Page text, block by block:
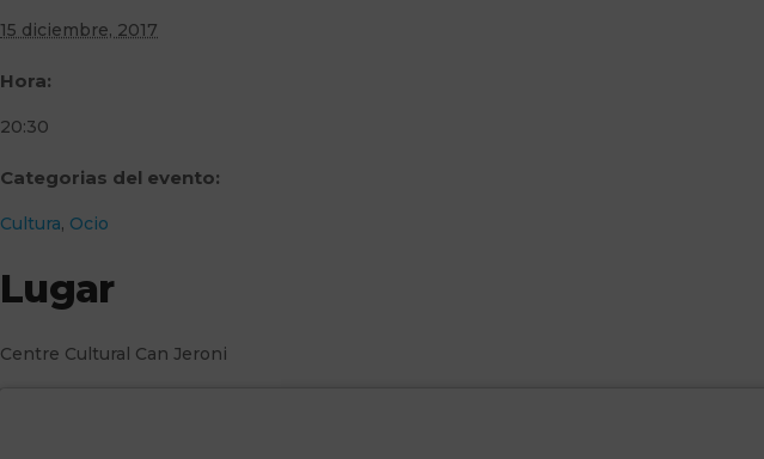
15 diciembre, 2017
Hora:
20:30
Categorias del evento:
Cultura, Ocio
Lugar
Centre Cultural Can Jeroni